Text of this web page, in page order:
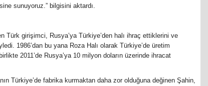
sunuyoruz.” bilgisini aktardı.
Türk girişimci, Rusya’ya Türkiye’den halı ihraç ettiklerini ve
1986’dan bu yana Roza Halı olarak Türkiye’de üretim
2011’de Rusya’ya 10 milyon doların üzerinde ihracat
Türkiye’de fabrika kurmaktan daha zor olduğuna değinen Şahin,